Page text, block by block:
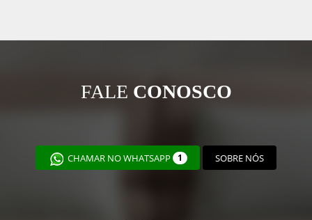
FALE CONOSCO
CHAMAR NO WHATSAPP 1 SOBRE NÓS